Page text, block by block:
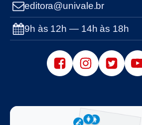
editora@univale.br
9h às 12h — 14h às 18h